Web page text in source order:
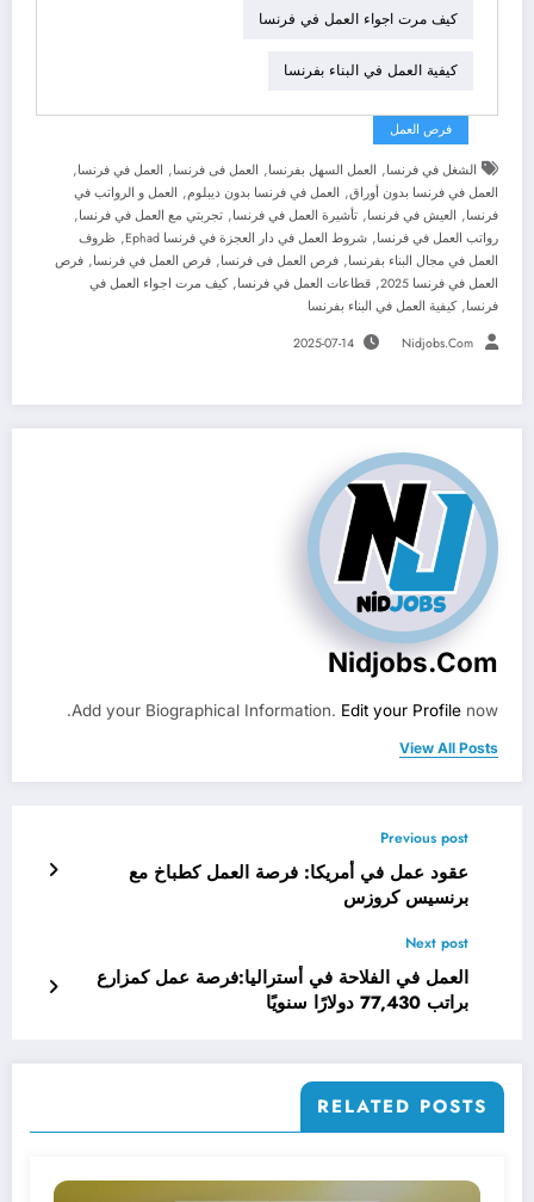
كيف مرت اجواء العمل في فرنسا
كيفية العمل في البناء بفرنسا
فرص العمل
الشغل في فرنسا, العمل السهل بفرنسا, العمل فى فرنسا, العمل في فرنسا,
العمل في فرنسا بدون أوراق, العمل في فرنسا بدون ديبلوم, العمل و الرواتب في
فرنسا, العيش في فرنسا, تأشيرة العمل في فرنسا, تجربتي مع العمل في فرنسا,
رواتب العمل في فرنسا, شروط العمل في دار العجزة في فرنسا Ephad , ظروف
العمل في مجال البناء بفرنسا, فرص العمل فى فرنسا, فرص العمل في فرنسا, فرص
العمل في فرنسا 2025
, قطاعات العمل في فرنسا,كيف مرت اجواء العمل في
فرنسا,كيفية العمل في البناء بفرنسا
Nidjobs.com
2025-07-14
Nidjobs.com
Add your Biographical Information. Edit your Profile now.
View All Posts
Previous post
عقود عمل في أمريكا: فرصة العمل كطباخ مع
برنسيس كروزس
Next post
العمل في الفلاحة في أستراليا:فرصة عمل كمزارع
براتب 77,430 دولارًا سنويًا
RELATED POSTS